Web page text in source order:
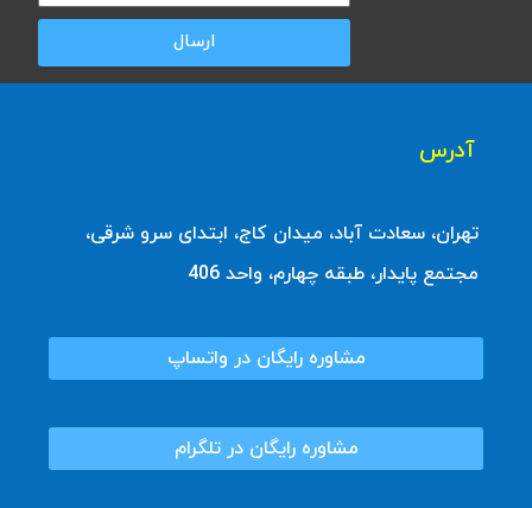
ارسال
آدرس
تهران، سعادت آباد، میدان کاج، ابتدای سرو شرقی،
مجتمع پایدار، طبقه چهارم، واحد 406
مشاوره رایگان در واتساپ
مشاوره رایگان در تلگرام